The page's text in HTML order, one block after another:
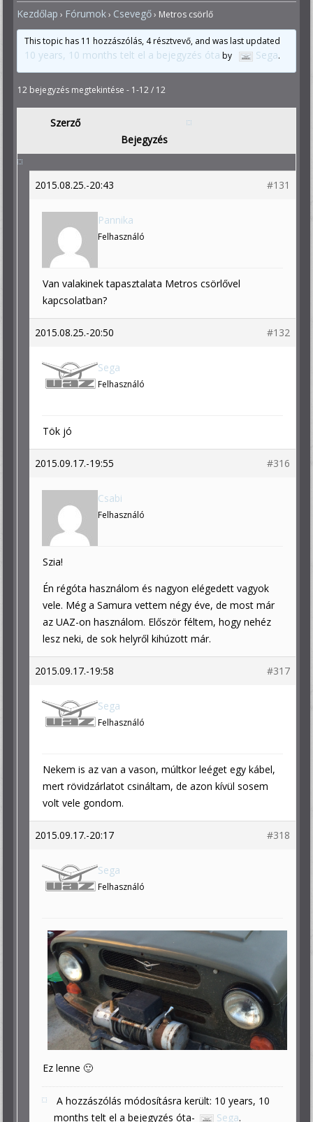
Kezdőlap › Fórumok › Csevegő › Metros csörlő
This topic has 11 hozzászólás, 4 résztvevő, and was last updated
10 years, 10 months telt el a bejegyzés óta by Sega.
12 bejegyzés megtekintése - 1-12 / 12
Szerző
Bejegyzés
2015.08.25.-20:43 #131
Pannika
Felhasználó
Van valakinek tapasztalata Metros csörlővel
kapcsolatban?
2015.08.25.-20:50 #132
Sega
Felhasználó
Tök jó
2015.09.17.-19:55 #316
Csabi
Felhasználó
Szia!
Én régóta használom és nagyon elégedett vagyok
vele. Még a Samura vettem négy éve, de most már
az UAZ-on használom. Először féltem, hogy nehéz
lesz neki, de sok helyről kihúzott már.
2015.09.17.-19:58 #317
Sega
Felhasználó
Nekem is az van a vason, múltkor leéget egy kábel,
mert rövidzárlatot csináltam, de azon kívül sosem
volt vele gondom.
2015.09.17.-20:17 #318
Sega
Felhasználó
Ez lenne 🙂
A hozzászólás módosításra került: 10 years, 10
months telt el a bejegyzés óta-
Sega.